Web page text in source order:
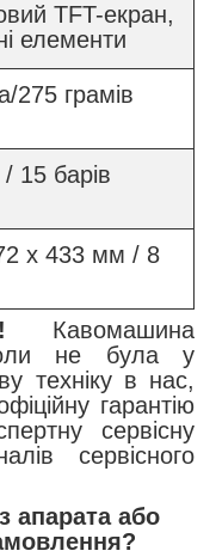
TFT-екран,
елементи
275 грамів
15 барів
x 433 мм / 8
Кавомашина
не була у
техніку в нас,
гарантію
сервісну
сервісного
апарата або